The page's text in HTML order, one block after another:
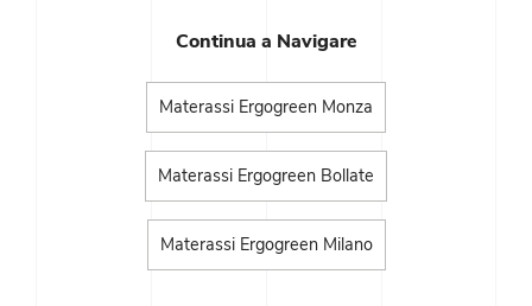
Continua a Navigare
Materassi Ergogreen Monza
Materassi Ergogreen Bollate
Materassi Ergogreen Milano